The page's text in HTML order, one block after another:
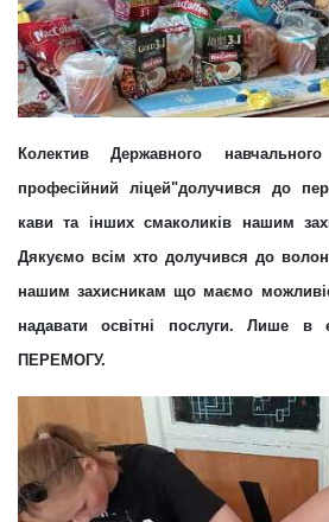
Колектив Державного
професійний ліцей"долучився до
кави та інших смаколиків нашим
Дякуємо всім хто долучився до
нашим захисникам що маємо
надавати освітні послуги. Лише в
ПЕРЕМОГУ.